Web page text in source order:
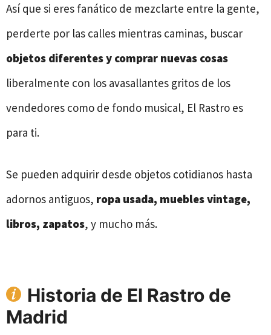
Así que si eres fanático de mezclarte entre la gente,
perderte por las calles mientras caminas, buscar
objetos diferentes y comprar nuevas cosas
liberalmente con los avasallantes gritos de los
vendedores como de fondo musical, El Rastro es
para ti.
Se pueden adquirir desde objetos cotidianos hasta
adornos antiguos, ropa usada, muebles vintage,
libros, zapatos, y mucho más.
Historia de El Rastro de
Madrid